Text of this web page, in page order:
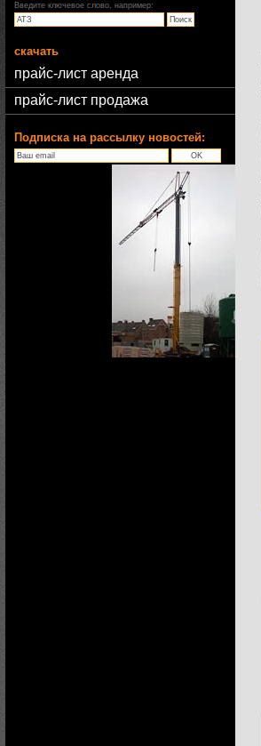
Введите ключевое слово, например:
скачать
прайс-лист аренда
прайс-лист продажа
Подписка на рассылку новостей: